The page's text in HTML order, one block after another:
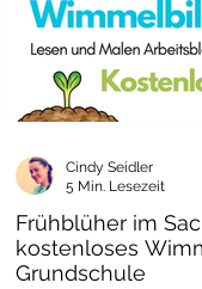
Frühblüher im
kostenloses
Grundschule
Cindy Seidler
5 Min. Lesezeit